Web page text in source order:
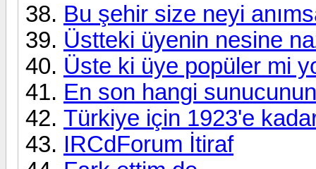
Bu şehir size neyi
Üstteki üyenin nesine
Üste ki üye popüler mi
En son hangi
Türkiye için 1923'e
IRCdForum İtiraf